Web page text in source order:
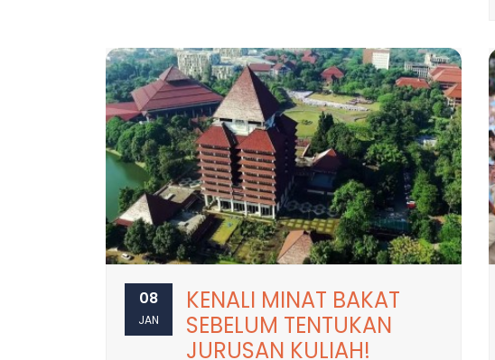
08
JAN
KENALI MINAT BAKAT
SEBELUM TENTUKAN
JURUSAN KULIAH!